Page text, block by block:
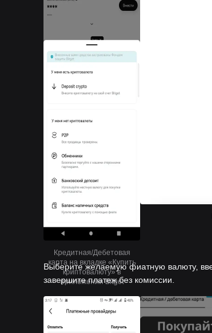
Кредитная/Дебетовая
карта на вкладке «Купить
криптовалюту» в
приложении Bitget
Выберите желаемую фиатную валюту,
завершите платеж без комиссии.